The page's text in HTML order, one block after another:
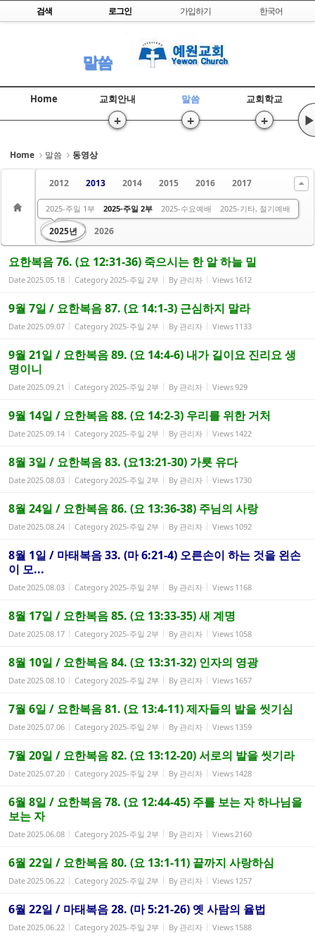
Skip to content
검색 로그인 가입하기 한국어
말씀
Home 교회안내
+
말씀
+
교회학교
+ ▶
Home 말씀 동영상
2012 2013 2014 2015 2016
2017
2018
2019 2020 2021 2022 2023
2024년
2025년
2025-주일 1부 2025-주일 2부 2025-수요예배 2025-기타, 절기예배
2026
요한복음 76. (요 12:31-36) 죽으시는 한 알 하늘 밀
Date2025.05.18 Category2025-주일 2부 By 관리자 Views 1612
9월 7일 / 요한복음 87. (요 14:1-3) 근심하지 말라
Date2025.09.07 Category2025-주일 2부 By 관리자 Views 1133
9월 21일 / 요한복음 89. (요 14:4-6) 내가 길이요 진리요 생
명이니
Date2025.09.21 Category2025-주일 2부 By 관리자 Views929
9월 14일 / 요한복음 88. (요 14:2-3) 우리를 위한 거처
Date2025.09.14 Category2025-주일 2부 By 관리자 Views 1422
8월 3일 / 요한복음 83. (요13:21-30) 가룟 유다
Date2025.08.03 Category2025-주일 2부 By 관리자 Views 1730
8월 24일 / 요한복음 86. (요 13:36-38) 주님의 사랑
Date2025.08.24 Category2025-주일 2부 By 관리자 Views 1092
8월 1일 / 마태복음 33. (마 6:21-4) 오른손이 하는 것을 왼손
이 모...
Date2025.08.03 Category2025-주일 2부 By 관리자 Views 1168
8월 17일 / 요한복음 85. (요 13:33-35) 새 계명
Date2025.08.17 Category2025-주일 2부 By 관리자 Views 1058
8월 10일 / 요한복음 84. (요 13:31-32) 인자의 영광
Date2025.08.10 Category2025-주일 2부 By 관리자 Views 1657
7월 6일 / 요한복음 81. (요 13:4-11) 제자들의 발을 씻기심
Date2025.07.06 Category2025-주일 2부 By 관리자 Views 1359
7월 20일 / 요한복음 82. (요 13:12-20) 서로의 발을 씻기라
Date2025.07.20 Category2025-주일 2부 By 관리자 Views 1428
6월 8일 / 요한복음 78. (요 12:44-45) 주를 보는 자 하나님을
보는 자
Date2025.06.08 Category2025-주일 2부 By 관리자 Views2160
6월 22일 / 요한복음 80. (요 13:1-11) 끝까지 사랑하심
Date2025.06.22 Category2025-주일 2부 By 관리자 Views 1257
6월 22일 / 마태복음 28. (마 5:21-26) 옛 사람의 율법
Date2025.06.22 Category2025-주일 2부 By 관리자 Views 1588
Sketchbook5, 스케치북5
Sketchbook5, 스케치북5